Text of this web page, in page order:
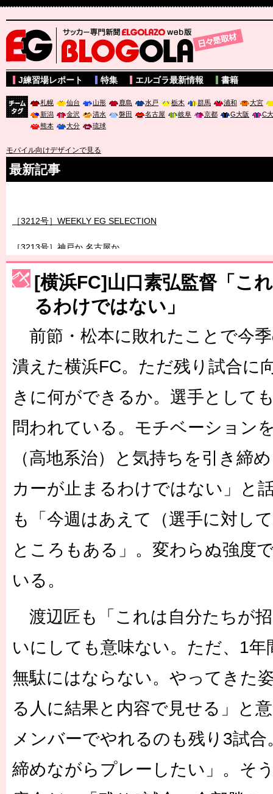
サッカー専門新聞ELGOLAZO web版 BLOGOLA
J練習場レポート 特集 エルゴラ最新情報 書籍
札幌 仙台 山形 鹿島 水戸 栃木 群馬 浦和
大宮
新潟
金沢 清水 磐田 名古屋 岐阜 京都 G大阪
C
熊本
大分 琉球
モバイル向けデザインで見る
最新記事
［3212号］WEEKLY EG SELECTION
［3213号］神戸か 名古屋か
［3214号］WEST制覇
［3215号］WEEKLY EG SELECTION
［3216号］行く末占うラストワン
［3219号］特別な覇者へ 大逆転か連破か
［3220号］伝説の王者、黄金のシャーレ
[横浜FC]山口素弘監督「こ
るわけではない」
前節・松本に敗れたことで今
潰えた横浜FC。ただ残り試合に
きに何ができるか。選手として
問われている。モチベーション
（高地系治）と気持ちを引き締
カーが止まるわけではない」と
も「今週はあえて（選手に対し
ところもある」。変わらぬ強度
いる。
渡辺匠も「これは自分たちが
いにしても意味ない。ただ、1
無駄にはならない。やってきた
る人に結果と内容で見せる」と
メンバーでやれるのも残り3試
締めながらプレーしたい」。そ